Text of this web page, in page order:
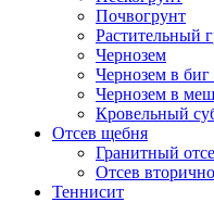
Почвогрунт
Растительный
Чернозем
Чернозем в биг
Чернозем в
Кровельный
Отсев щебня
Гранитный
Отсев
Теннисит